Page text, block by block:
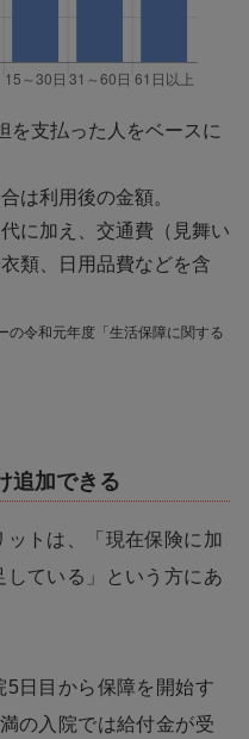
支払った人をベースに
は利用後の金額。
に加え、交通費（見舞い
類、日用品費などを含
の令和元年度「生活保障に関する
追加できる
ットは、「現在保険に加
している」という方にあ
日目から保障を開始す
の入院では給付金が受